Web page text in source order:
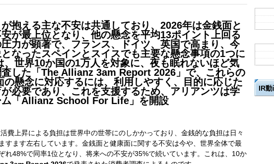
抱える主な不安は共通しており、2026年は金銭面と
が最上位となり、他の懸念を平均13ポイント上回る
力が顕著で、フランス、ドイツ、英国で高まり、今
なったスペインとスイスでも主要な懸念事項の1つに
、世界10か国の1万人を対象に、夜も眠れないほど気
した「The Allianz 3am Report 2026」で、これらの
の懸念に対応するには、利用しやすく、目的に応じた
必要であり、これを支援するため、アリアンツは学
ム「Allianz School For Life」を開設
費上昇による負担は世界中の世帯にのしかかっており、金銭的な負担は日々
すます左右しています。金銭面と健康面に関する不安は今や、世界全体で最
れ48%で同率1位となり、将来への不安が35%で続いています。これは、10か
IR動